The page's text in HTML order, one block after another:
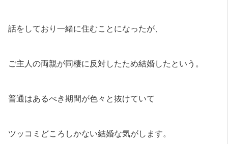
話をしており一緒に住むことになったが、
ご主人の両親が同棲に反対したため結婚したという。
普通はあるべき期間が色々と抜けていて
ツッコミどころしかない結婚な気がします。